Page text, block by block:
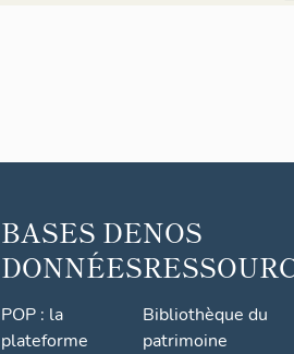
BASES DE
DONNÉES
POP : la
plateforme
NOS
Bibliothèque du
patrimoine